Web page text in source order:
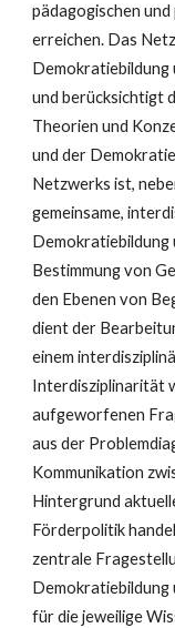
pädagogischen
erreichen. Das
Demokratiebildung
und berücksichtigt
Theorien und
und der
Netzwerks ist,
gemeinsame,
Demokratiebildung
Bestimmung von
den Ebenen von
dient der
einem
Interdisziplinarität
aufgeworfenen
aus der
Kommunikation
Hintergrund
Förderpolitik
zentrale
Demokratiebildung
für die jeweilige